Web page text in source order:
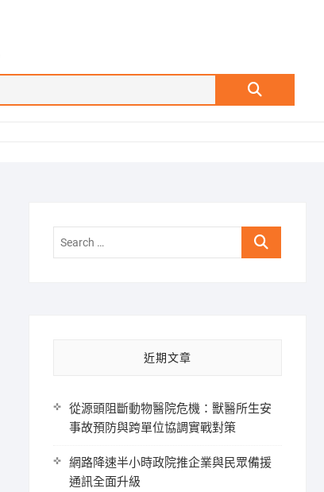
Search
Search
近期文章
從源頭阻斷動物醫院危機：獸醫所生安
事故預防與跨單位協調實戰對策
網路降速半小時政院推企業與民眾備援
通訊全面升級